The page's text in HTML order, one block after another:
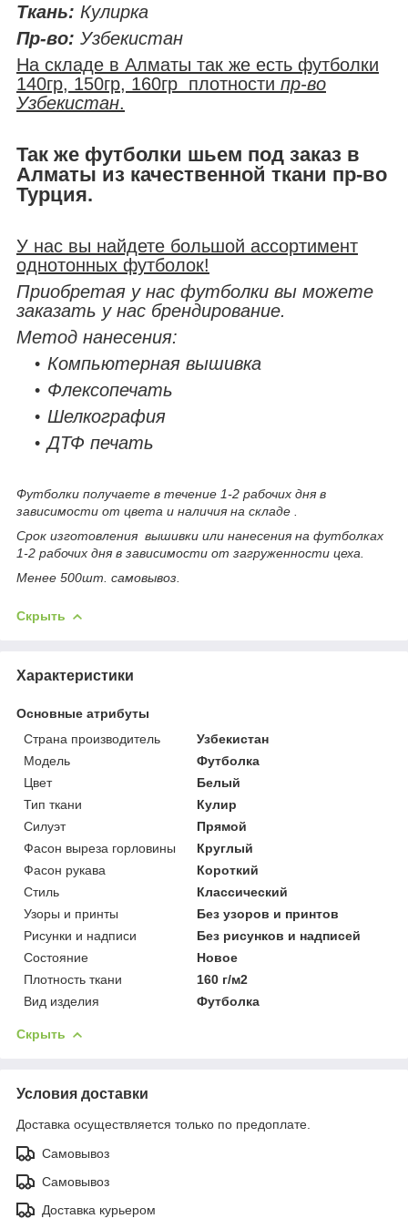
Ткань: Кулирка
Пр-во: Узбекистан
На складе в Алматы так же есть футболки
140гр, 150гр, 160гр плотности пр-во
Узбекистан.
Так же футболки шьем под заказ в
Алматы из качественной ткани пр-во
Турция.
У нас вы найдете большой ассортимент
однотонных футболок!
Приобретая у нас футболки вы можете
заказать у нас брендирование.
Метод нанесения:
Компьютерная вышивка
Флексопечать
Шелкография
ДТФ печать
Футболки получаете в течение 1-2 рабочих дня в
зависимости от цвета и наличия на складе .
Срок изготовления вышивки или нанесения на футболках
1-2 рабочих дня в зависимости от загруженности цеха.
Менее 500шт. самовывоз.
Скрыть
Характеристики
Основные атрибуты
Страна производитель
Узбекистан
Мoдель
Футболка
Цвет
Белый
Тип ткани
Кулир
Силуэт
Прямой
Фасон выреза горловины
Круглый
Фасон рукава
Короткий
Стиль
Классический
Узоры и принты
Без узоров и принтов
Рисунки и надписи
Без рисунков и надписей
Состояние
Новое
Плотность ткани
160 г/м2
Вид изделия
Футболка
Скрыть
Условия доставки
Доставка осуществляется только по предоплате.
Самовывоз
Самовывоз
Доставка курьером